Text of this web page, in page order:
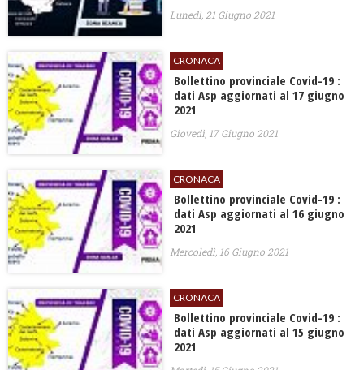
Lunedì, 21 Giugno 2021
CRONACA
Bollettino provinciale Covid-19 :
dati Asp aggiornati al 17 giugno
2021
Giovedì, 17 Giugno 2021
CRONACA
Bollettino provinciale Covid-19 :
dati Asp aggiornati al 16 giugno
2021
Mercoledì, 16 Giugno 2021
CRONACA
Bollettino provinciale Covid-19 :
dati Asp aggiornati al 15 giugno
2021